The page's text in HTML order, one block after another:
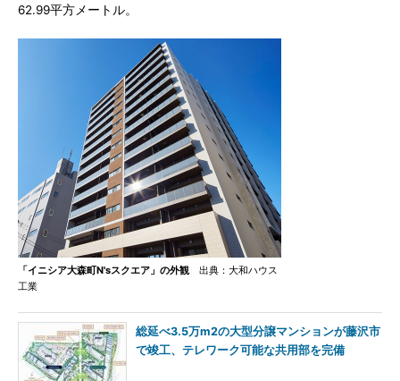
62.99平方メートル。
「イニシア大森町N'sスクエア」の外観 出典：大和ハウス
工業
総延べ3.5万m2の大型分譲マンションが藤沢市
で竣工、テレワーク可能な共用部を完備